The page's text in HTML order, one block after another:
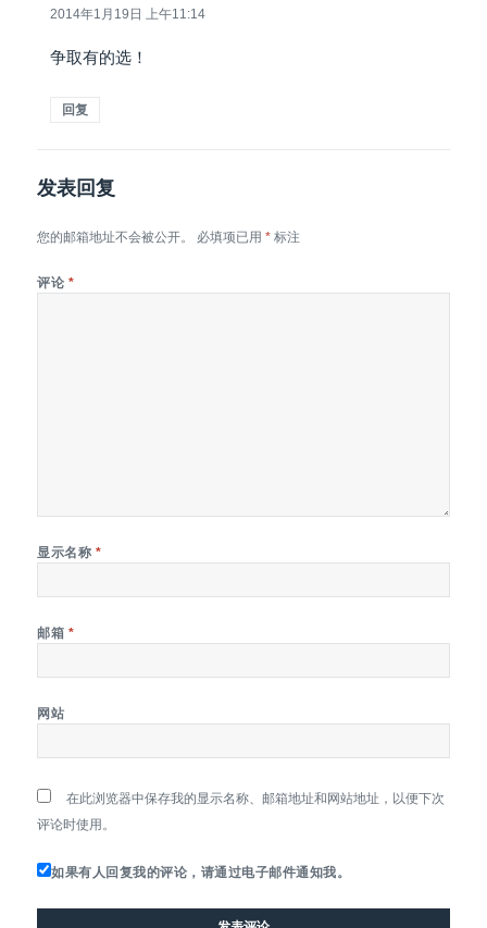
道：
2014年1月19日 上午11:14
争取有的选！
回复
发表回复
您的邮箱地址不会被公开。 必填项已用* 标注
评论 *
显示名称 *
邮箱 *
网站
在此浏览器中保存我的显示名称、邮箱地址和网站地址，以便下次
评论时使用。
如果有人回复我的评论，请通过电子邮件通知我。